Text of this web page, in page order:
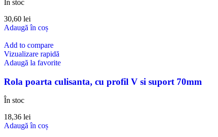
În stoc
30,60 lei
Adaugă în coș
Add to compare
Vizualizare rapidă
Adaugă la favorite
Rola poarta culisanta, cu profil V si suport 70mm
În stoc
18,36 lei
Adaugă în coș